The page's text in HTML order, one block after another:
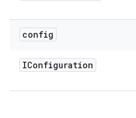
config
IConfiguration